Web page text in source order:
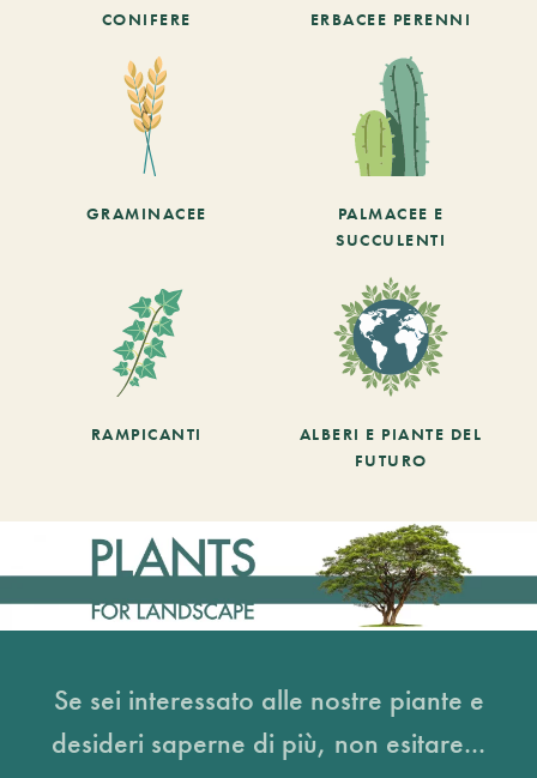
CONIFERE ERBACEE PERENNI
GRAMINACEE
PALMACEE E
SUCCULENTI
RAMPICANTI
ALBERI E PIANTE DEL
FUTURO
Se sei interessato alle nostre piante e
desideri saperne di più, non esitare...